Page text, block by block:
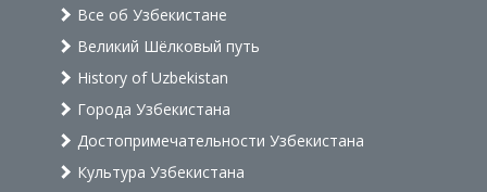
Все об Узбекистане
Великий Шёлковый путь
History of Uzbekistan
Города Узбекистана
Достопримечательности Узбекистана
Культура Узбекистана